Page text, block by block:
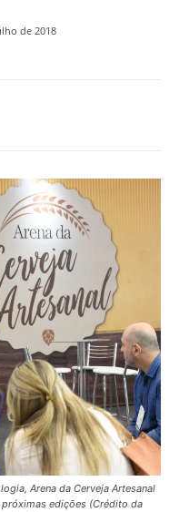
de 2018
Arena da Cerveja Artesanal
edições (Crédito da